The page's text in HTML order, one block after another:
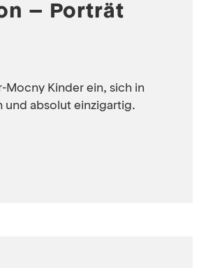
– Porträt
Mocny Kinder ein, sich in
und absolut einzigartig.